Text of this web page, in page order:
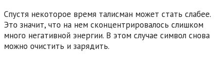
Спустя некоторое время талисман может стать слабее.
Это значит, что на нем сконцентрировалось слишком
много негативной энергии. В этом случае символ снова
можно очистить и зарядить.